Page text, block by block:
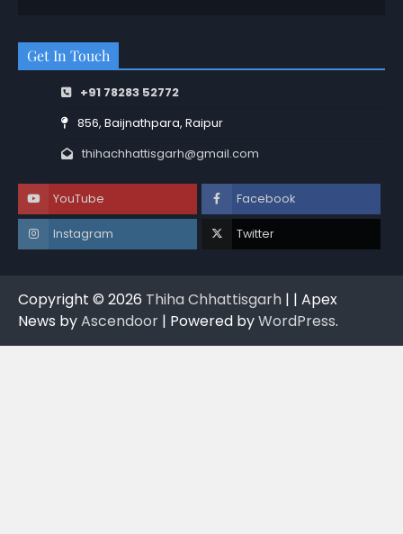
Get In Touch
+91 78283 52772
856, Baijnathpara, Raipur
thihachhattisgarh@gmail.com
YouTube Facebook
Instagram Twitter
Copyright © 2026 Thiha Chhattisgarh | | Apex
News byAscendoor | Powered byWordPress.